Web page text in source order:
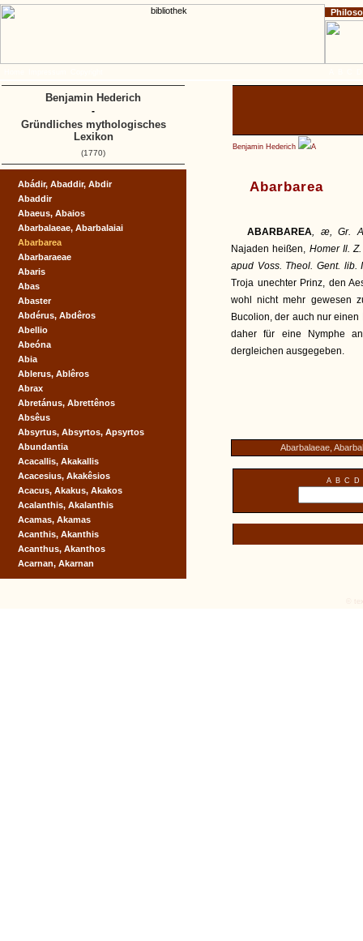
Benjamin Hederich A
Abarbarea
ABARBAREA, æ, Gr.
Najaden heißen, Homer Il.
apud Voss. Theol. Gent. lib.
Troja unechter Prinz, den
wohl nicht mehr gewesen
Bucolion, der auch nur
daher für eine Nymphe
dergleichen ausgegeben.
Abarbalaeae,
A B C D
Abádir, Abaddir, Abdir
Abaddir
Abaeus, Abaios
Abarbalaeae, Abarbalaiai
Abarbarea
Abarbaraeae
Abaris
Abas
Abaster
Abdérus, Abdêros
Abellio
Abeóna
Abia
Ablerus, Ablêros
Abrax
Abretánus, Abrettênos
Absêus
Absyrtus, Absyrtos, Apsyrtos
Abundantia
Acacallis, Akakallis
Acacesius, Akakêsios
Acacus, Akakus, Akakos
Acalanthis, Akalanthis
Acamas, Akamas
Acanthis, Akanthis
Acanthus, Akanthos
Acarnan, Akarnan
Benjamin Hederich
-
Gründliches mythologisches
Lexikon
(1770)